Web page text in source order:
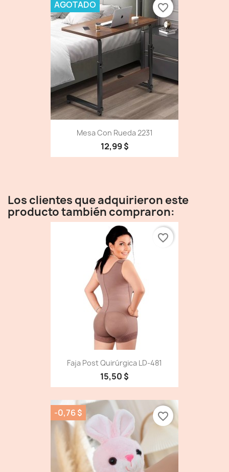
Mesa Con Rueda 2231
12,99 $
AGOTADO favorite_border
Los clientes que adquirieron este
producto también compraron:
Faja Post Quirúrgica LD-481
15,50 $
favorite_border
-0,76 $ favorite_border